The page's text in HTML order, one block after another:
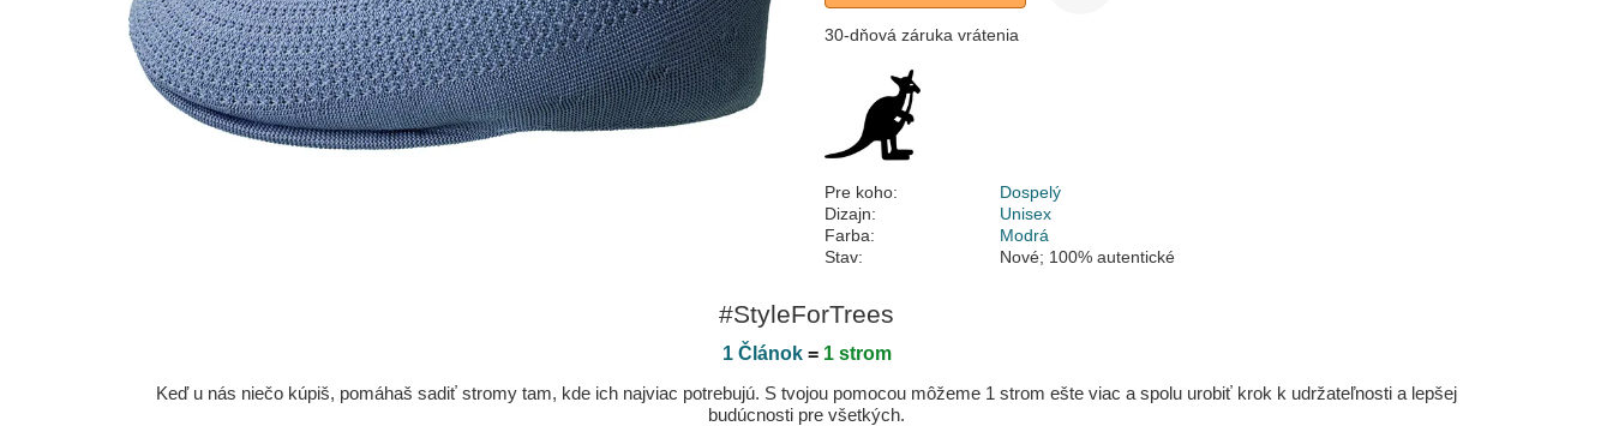
30-dňová záruka vrátenia
Pre koho:
Dospelý
Dizajn:
Unisex
Farba:
Modrá
Stav:
Nové; 100% autentické
#StyleForTrees
1 Článok= 1 strom
Keď u nás niečo kúpiš, pomáhaš sadiť stromy tam, kde ich najviac potrebujú. S tvojou pomocou môžeme 1 strom ešte viac a spolu urobiť krok k udržateľnosti a lepšej
budúcnosti pre všetkých.